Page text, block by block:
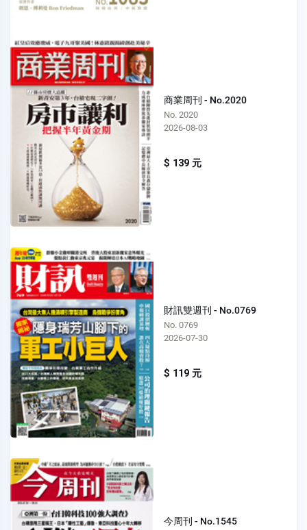
商業周刊 - No.2020
No. 2020
2026-08-03
$ 139 元
財訊雙週刊 - No.0769
No. 0769
2026-07-30
$ 119 元
今周刊 - No.1545